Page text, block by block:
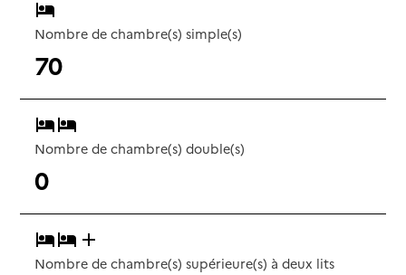
Nombre de chambre(s) simple(s)
70
Nombre de chambre(s) double(s)
0
Nombre de chambre(s) supérieure(s) à deux lits